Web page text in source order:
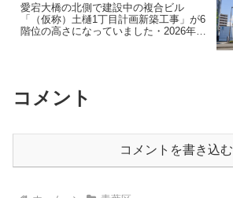
愛宕大橋の北側で建設中の複合ビル
「（仮称）土樋1丁目計画新築工事」が6
階位の高さになっていました・2026年6
コメント
コメントを書き込む